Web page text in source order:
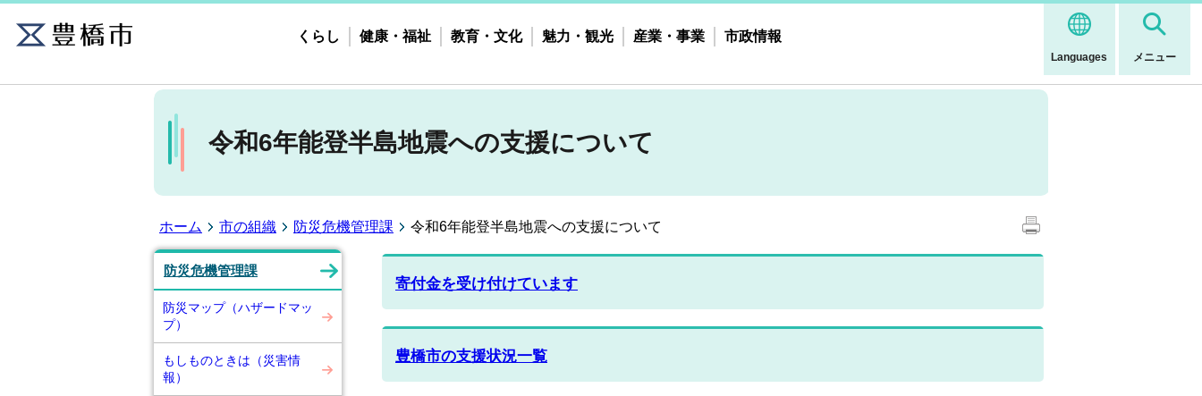
Languages メニュー
くらし 健康・福祉 教育・文化 魅力・観光 産業・事業 市政情報
令和6年能登半島地震への支援について
ホーム 市の組織 防災危機管理課 令和6年能登半島地震への支援について
防災危機管理課
防災マップ（ハザードマッ
プ）
もしものときは（災害情
報）
寄付金を受け付けています
豊橋市の支援状況一覧